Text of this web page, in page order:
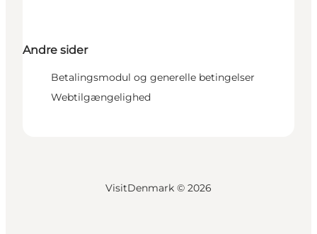
Andre sider
Betalingsmodul og generelle betingelser
Webtilgængelighed
VisitDenmark © 2026